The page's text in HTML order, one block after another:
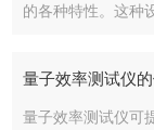
的各种特性。这种
模拟器可以模拟不
量子效率测试仪
量子效率测试仪可